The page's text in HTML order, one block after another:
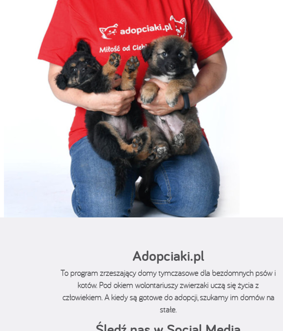
Adopciaki.pl
To program zrzeszający domy tymczasowe dla bezdomnych psów i
kotów. Pod okiem wolontariuszy zwierzaki uczą się życia z
człowiekiem. A kiedy są gotowe do adopcji, szukamy im domów na
stałe.